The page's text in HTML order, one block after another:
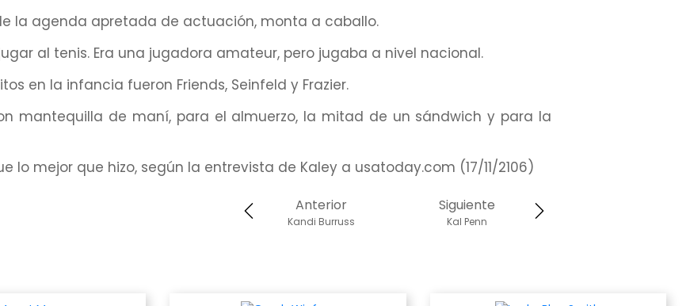
la agenda apretada de actuación, monta a caballo.
al tenis. Era una jugadora amateur, pero jugaba a nivel nacional.
en la infancia fueron Friends, Seinfeld y Frazier.
mantequilla de maní, para el almuerzo, la mitad de un sándwich y para la
lo mejor que hizo, según la entrevista de Kaley a usatoday.com (17/11/2106)
Siguiente
Kal Penn
Anterior
Kandi Burruss